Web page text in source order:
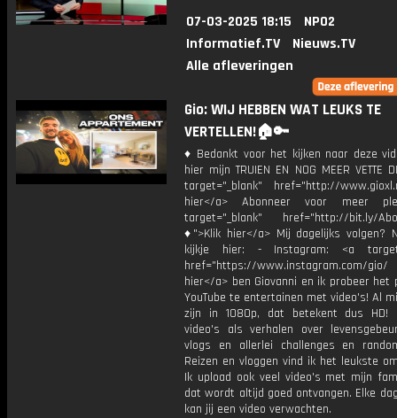
07-03-2025 18:15
NPO2
Informatief.TV
Nieuws.TV
Alle afleveringen
Gio: WIJ HEBBEN WAT LEUKS TE
VERTELLEN!🏠🔑
♦ Bedankt voor het kijken naar deze
hier mijn TRUIEN EN NOG MEER VETTE
target="_blank" href="http://
hier</a> Abonneer voor meer
target="_blank" href="http://bit.ly/
♦">Klik hier</a> Mij dagelijks volgen?
kijkje hier: - Instagram: <a
href="https://www.instagram.com/
hier</a> ben Giovanni en ik probeer het
YouTube te entertainen met video's! Al
zijn in 1080p, dat betekent dus HD!
video's als verhalen over
vlogs en allerlei challenges en
Reizen en vloggen vind ik het leukste
Ik upload ook veel video's met mijn
dat wordt altijd goed ontvangen. Elke
kan jij een video verwachten.